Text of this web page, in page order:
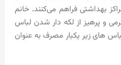
بهداشتی فراهم می‌کنند. خانم
و پرهیز از لکه دار شدن لباس
های زیر یکبار مصرف به عنوان